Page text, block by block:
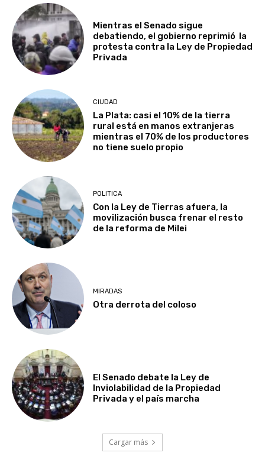
Mientras el Senado sigue
debatiendo, el gobierno reprimió la
protesta contra la Ley de Propiedad
Privada
CIUDAD
La Plata: casi el 10% de la tierra
rural está en manos extranjeras
mientras el 70% de los productores
no tiene suelo propio
POLITICA
Con la Ley de Tierras afuera, la
movilización busca frenar el resto
de la reforma de Milei
MIRADAS
Otra derrota del coloso
El Senado debate la Ley de
Inviolabilidad de la Propiedad
Privada y el país marcha
Cargar más